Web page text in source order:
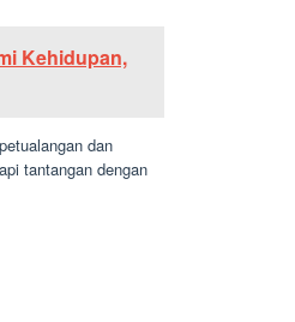
Kehidupan,
dan
tantangan dengan